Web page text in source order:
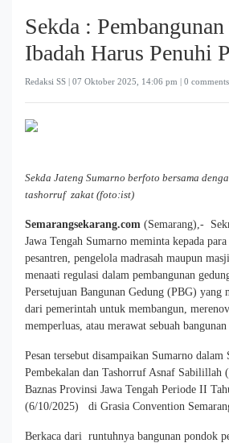
Sekda :
Ibadah Harus Penuhi
Redaksi SS | 07 Oktober 2025, 14:06 pm | 0
Sekda Jateng Sumarno berfoto bersama
tashorruf zakat (foto:ist)
Semarangsekarang.com (Semarang),-
Jawa Tengah Sumarno meminta kepada
pesantren, pengelola madrasah maupun
menaati regulasi dalam pembangunan
Persetujuan Bangunan Gedung (PBG) yang
dari pemerintah untuk membangun,
memperluas, atau merawat sebuah
Pesan tersebut disampaikan Sumarno dalam
Pembekalan dan Tashorruf Asnaf Sabilillah
Baznas Provinsi Jawa Tengah Periode II
(6/10/2025) di Grasia Convention
Berkaca dari runtuhnya bangunan pondok